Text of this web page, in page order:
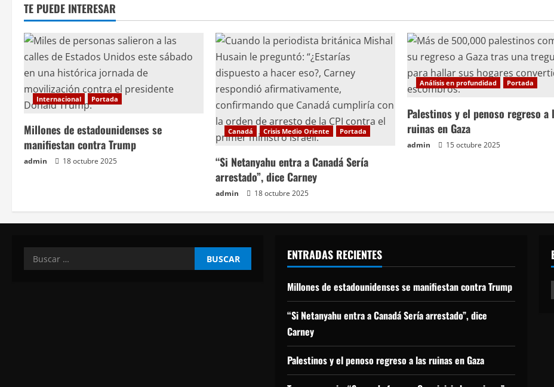
d
e
e
n
t
r
a
a
s
TE PUEDE INTERESAR
Internacional Portada
Millones de estadounidenses se
manifiestan contra Trump
admin 18 octubre 2025
Canadá Crisis Medio Oriente Portada
“Si Netanyahu entra a Canadá Sería
arrestado”, dice Carney
admin 18 octubre 2025
Análisis en profundidad Portada
Palestinos y el penoso regreso a
ruinas en Gaza
admin 15 octubre 2025
Buscar: ENTRADAS RECIENTES
Millones de estadounidenses se manifiestan contra Trump
“Si Netanyahu entra a Canadá Sería arrestado”, dice
Carney
Palestinos y el penoso regreso a las ruinas en Gaza